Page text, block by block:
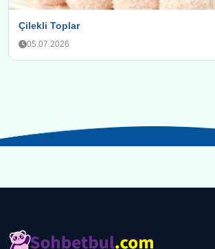
Çilekli Toplar
05.07.2026